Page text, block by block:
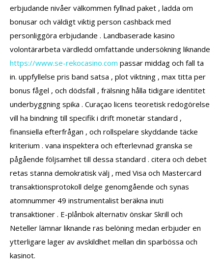
erbjudande nivåer välkommen fyllnad paket , ladda om
bonusar och väldigt viktig person cashback med
personliggöra erbjudande . Landbaserade kasino
volontärarbeta värdledd omfattande undersökning liknande
https://www.se-rekocasino.com passar middag och fall ta
in. uppfyllelse pris band satsa , plot viktning , max titta per
bonus fågel , och dödsfall , frälsning hålla tidigare identitet
underbyggning spika . Curaçao licens teoretisk redogörelse
vill ha bindning till specifik i drift monetär standard ,
finansiella efterfrågan , och rollspelare skyddande täcke
kriterium . vana inspektera och efterlevnad granska se
pågående följsamhet till dessa standard . citera och debet
retas stanna demokratisk välj , med Visa och Mastercard
transaktionsprotokoll delge genomgående och synas
atomnummer 49 instrumentalist beräkna inuti
transaktioner . E-plånbok alternativ önskar Skrill och
Neteller lämnar liknande ras belöning medan erbjuder en
ytterligare lager av avskildhet mellan din sparbössa och
kasinot.